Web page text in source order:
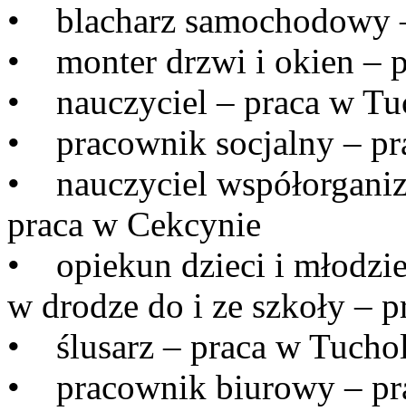
• blacharz samochodowy
• monter drzwi i okien –
• nauczyciel – praca w
• pracownik socjalny –
• nauczyciel
praca w Cekcynie
• opiekun dzieci i
w drodze do i ze szkoły –
• ślusarz – praca w
• pracownik biurowy –